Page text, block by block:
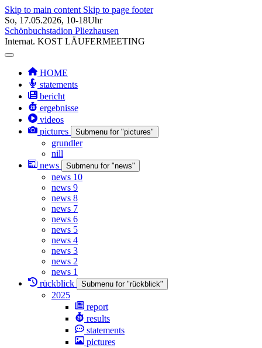
Skip to main content Skip to page footer
So, 17.05.2026, 10-18Uhr
Schönbuchstadion Pliezhausen
Internat. KOST LÄUFERMEETING
HOME
statements
bericht
ergebnisse
videos
pictures
Submenu for "pictures"
grundler
nill
news
Submenu for "news"
news 10
news 9
news 8
news 7
news 6
news 5
news 4
news 3
news 2
news 1
rückblick
Submenu for "rückblick"
2025
report
results
statements
pictures